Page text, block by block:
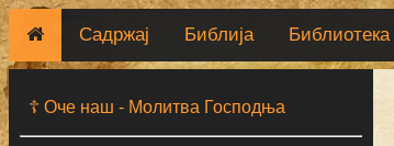
Садржај Библија Библиотека
☦ Оче наш - Moлитва Господња